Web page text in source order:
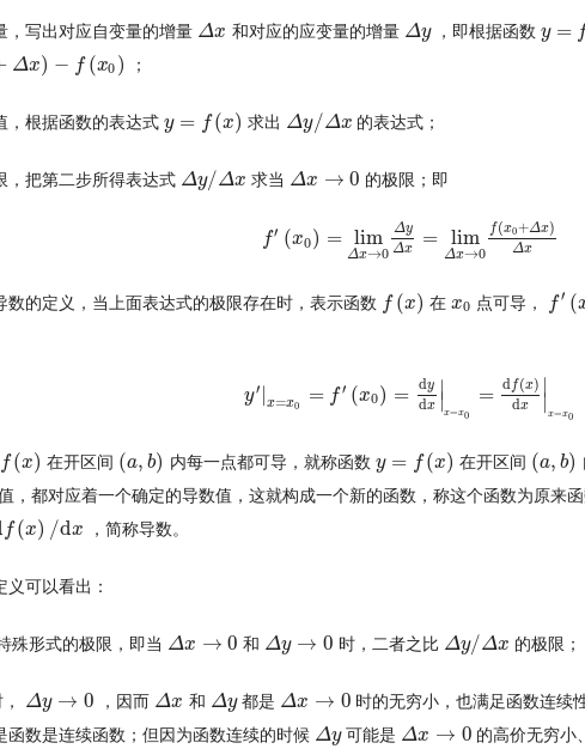
，写出对应自变量的增量 Δx
Δx 和对应的应变量的增量 Δy
Δy ，即根据函数 y =
y=f(x )
Δx) − f (x0 )
x 0) ；
，根据函数的表达式 y = f (x)
y=f(x ) 求出 Δy/Δx
Δy/Δx 的表达式；
，把第二步所得表达式 Δy/Δx
Δy/Δx 求当 Δx → 0
Δx→ 0 的极限；即
f′ (x0) = lim
Δx→0
Δy
Δx = lim
Δx→0
f(x0+Δx)
Δx
f′(x 0)=limΔx →0Δ yΔx =lim Δx→ 0f(x0+Δx)Δ
数的定义，当上面表达式的极限存在时，表示函数 f (x)
f(x) 在x0
x0 点可导， f′ (
f′(x0
y′ |x=x0 = f′ (x0) = dy
dx
∣
∣x=x0
= d f(x)
dx
∣
∣ x=x0
y′| x= x0 f′(x 0)=dydx |x= x0= d dx| x=x0
f (x)
) 在开区间 (a, b)
(a,b) 内每一点都可导，就称函数 y = f (x)
y=f(x ) 在开区间 (a, b)
(a,b)
，都对应着一个确定的导数值，这就构成一个新的函数，称这个函数为原来
f (x) /dx
f (x)/dx ，简称导数。
义可以看出：
殊形式的极限，即当 Δx → 0
Δx→ 0 和 Δy → 0
Δy→0 时，二者之比 Δy/Δx
Δy/Δx 的极限；
Δy → 0
Δy→0 ，因而 Δx
Δx 和 Δy
Δy 都是 Δx → 0
Δx→0 时的无穷小，也满足函数连续
函数是连续函数；但因为函数连续的时候 Δy
Δy 可能是 Δx → 0
Δx→0 的高价无穷小